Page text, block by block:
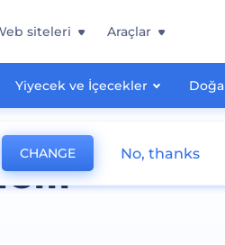
Yiyecek ve İçecekler Doğa
siteleri Araçlar
CHANGE No, thanks